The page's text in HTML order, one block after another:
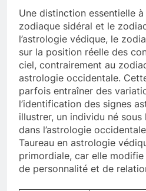
Une distinction essentielle
zodiaque sidéral et le
l’astrologie védique, le
sur la position réelle des
ciel, contrairement au
astrologie occidentale.
parfois entraîner des
l’identification des signes
illustrer, un individu né sous
dans l’astrologie
Taureau en astrologie
primordiale, car elle
de personnalité et de